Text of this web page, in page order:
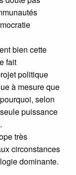
bien cette
fait
politique
à mesure que
selon
puissance
très
circonstances
dominante.